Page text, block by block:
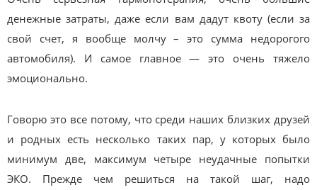
денежные затраты, даже если вам дадут квоту (если за
свой счет, я вообще молчу – это сумма недорогого
автомобиля). И самое главное — это очень тяжело
эмоционально.
Говорю это все потому, что среди наших близких друзей
и родных есть несколько таких пар, у которых было
минимум две, максимум четыре неудачные попытки
ЭКО. Прежде чем решиться на такой шаг, надо